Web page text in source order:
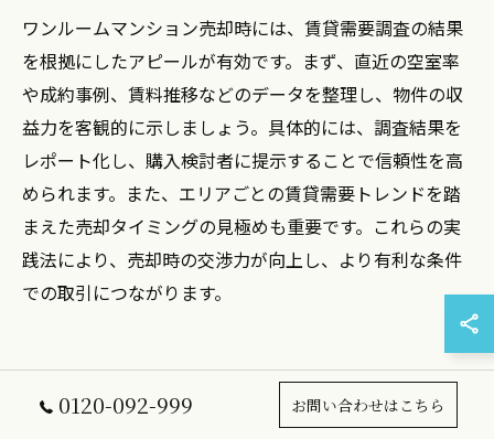
ワンルームマンション売却時には、賃貸需要調査の結果
を根拠にしたアピールが有効です。まず、直近の空室率
や成約事例、賃料推移などのデータを整理し、物件の収
益力を客観的に示しましょう。具体的には、調査結果を
レポート化し、購入検討者に提示することで信頼性を高
められます。また、エリアごとの賃貸需要トレンドを踏
まえた売却タイミングの見極めも重要です。これらの実
践法により、売却時の交渉力が向上し、より有利な条件
での取引につながります。
大阪ワンルーム売却で成功するための
0120-092-999 お問い合わせはこちら